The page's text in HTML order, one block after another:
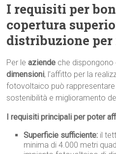
I requisiti per
copertura
distribuzione
Per leaziende che dispongono
dimensioni, l’affitto per la
fotovoltaico può rappresentare
sostenibilità e miglioramento
I requisiti principali per poter
Superficie sufficiente: il
minima di 4.000 metri